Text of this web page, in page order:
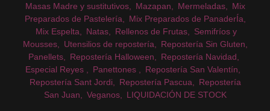
Masas Madre y sustitutivos
Mazapan Mermeladas
Mix
Preparados de Pastelería
Mix Preparados de PanaderÍa
Mix Espelta
Natas Rellenos de Frutas
Semifríos y
Mousses
Utensilios de repostería
Repostería Sin Gluten
Panellets
Repostería Halloween
Repostería Navidad
Especial Reyes
Panettones
Repostería San Valentín
Repostería Sant Jordi
Repostería Pascua
Repostería
San Juan
Veganos LIQUIDACIÓN DE STOCK